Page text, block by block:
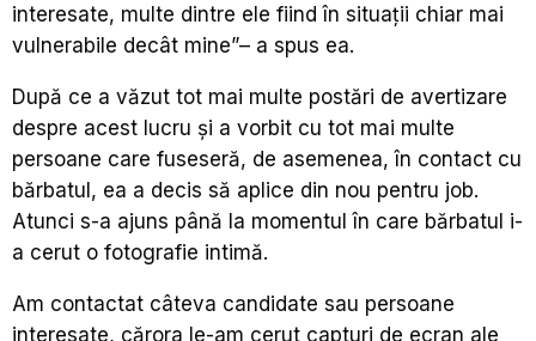
interesate, multe dintre ele fiind în situații chiar mai
vulnerabile decât mine”– a spus ea.
După ce a văzut tot mai multe postări de avertizare
despre acest lucru și a vorbit cu tot mai multe
persoane care fuseseră, de asemenea, în contact cu
bărbatul, ea a decis să aplice din nou pentru job.
Atunci s-a ajuns până la momentul în care bărbatul i-
a cerut o fotografie intimă.
Am contactat câteva candidate sau persoane
interesate, cărora le-am cerut capturi de ecran ale